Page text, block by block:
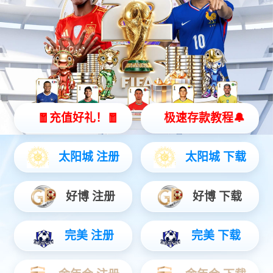
jiuyou.com灵犀 X2
全智能灵动机器人
灵动 | 亲和 | 智能
查看更多